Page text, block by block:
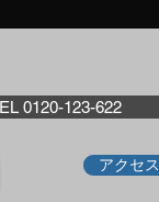
0120-123-622
アクセス